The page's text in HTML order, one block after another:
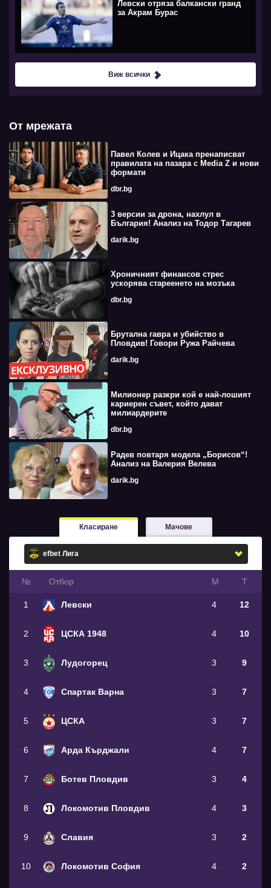
Левски отряза балкански гранд
за Акрам Бурас
Виж всички
От мрежата
Павел Колев и Ицака пренаписват
правилата на пазара с Media Z и нови
формати
dbr.bg
3 версии за дрона, нахлул в
България! Анализ на Тодор Тагарев
darik.bg
Хроничният финансов стрес
ускорява стареенето на мозъка
dbr.bg
Брутална гавра и убийство в
Пловдив! Говори Ружа Райчева
darik.bg
Милионер разкри кой е най-лошият
кариерен съвет, който дават
милиардерите
dbr.bg
Радев повтаря модела „Борисов“!
Анализ на Валерия Велева
darik.bg
Класиране Мачове
№ Oтбор М Т
1 Левски 4 12
2 ЦСКА 1948 4 10
3 Лудогорец 3 9
4 Спартак Варна 3 7
5 ЦСКА 3 7
6 Арда Кърджали 4 7
7 Ботев Пловдив 3 4
8 Локомотив Пловдив 4 3
9 Славия 3 2
10 Локомотив София 4 2